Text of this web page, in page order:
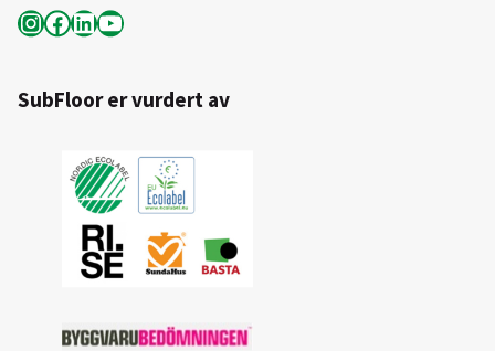
InstagramFacebook LinkedIn YouTube
SubFloor er vurdert av